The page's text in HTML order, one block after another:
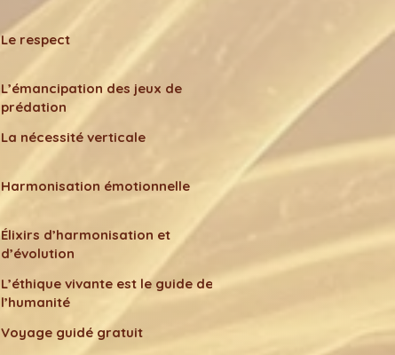
Le respect
L’émancipation des jeux de
prédation
La nécessité verticale
Harmonisation émotionnelle
Élixirs d’harmonisation et
d’évolution
L’éthique vivante est le guide de
l’humanité
Voyage guidé gratuit